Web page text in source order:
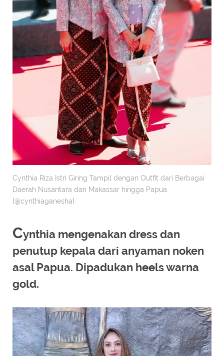
Cynthia Riza Istri Giring Tampil dengan Outfit dari Berbagai
Daerah Nusantara dari Makassar hingga Papua.
[@cynthiaganesha]
Cynthia mengenakan dress dan
penutup kepala dari anyaman noken
asal Papua. Dipadukan heels warna
gold.